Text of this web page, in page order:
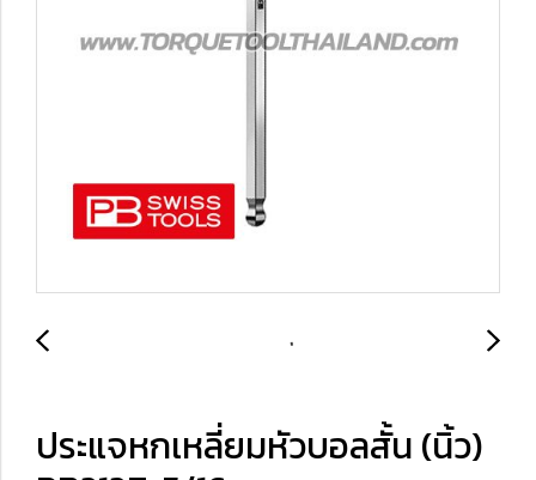
ประแจหกเหลี่ยมหัวบอลสั้น (นิ้ว)